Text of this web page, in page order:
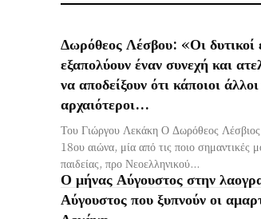
Δωρόθεος Λέσβου: «Οι δυτικοί
εξαπολύουν έναν συνεχή και
να αποδείξουν ότι κάποιοι
αρχαιότεροι...
Του Γιώργου Λεκάκη Ο Δωρόθεος Λέσβιος
18ου αιώνα, μία από τις ποιο σημαντικές
παιδείας, προ Νεοελληνικού...
Ο μήνας Αύγουστος στην
Αύγουστος που ξυπνούν οι